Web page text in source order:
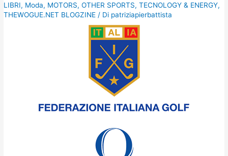
LIBRI, Moda, MOTORS,OTHER SPORTS,TECNOLOGY & ENERGY,
THEWOGUE.NET BLOGZINE / Di patriziapierbattista